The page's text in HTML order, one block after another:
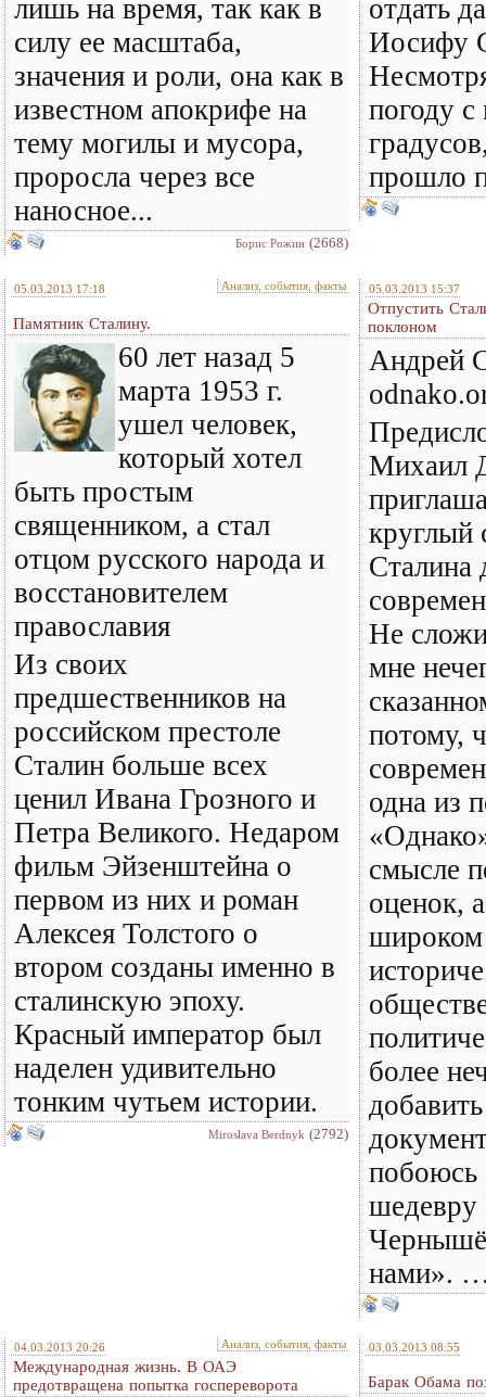
лишь на время, так как в
силу ее масштаба,
значения и роли, она как в
известном апокрифе на
тему могилы и мусора,
проросла через все
наносное...
Борис Рожин (2668)
отдать
Иосифу
погоду
прошло
05.03.2013 17:18 Анализ, события, факты
Памятник Сталину.
60 лет назад 5
марта 1953 г.
ушел человек,
который хотел
быть простым
священником, а стал
отцом русского народа и
восстановителем
православия
Из своих
предшественников на
российском престоле
Сталин больше всех
ценил Ивана Грозного и
Петра Великого. Недаром
фильм Эйзенштейна о
первом из них и роман
Алексея Толстого о
втором созданы именно в
сталинскую эпоху.
Красный император был
наделен удивительно
тонким чутьем истории.
Miroslava Berdnyk (2792)
05.03.2013 15:37
Отпустить
поклоном
Андрей
Михаил
круглый
Сталина
Не
мне
потому,
одна из
смысле
оценок,
широком
более
побоюсь
шедевру
нами».
04.03.2013 20:26 Анализ, события, факты
Международная жизнь. В ОАЭ
предотвращена попытка госпереворота
03.03.2013 08:55
Барак Обама